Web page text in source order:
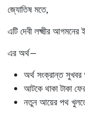
জ্যোতিষ মতে,
এটি দেবী লক্ষ্মীর আগমনের
এর অর্থ—
অর্থ সংক্রান্ত
আটকে থাকা টাকা
নতুন আয়ের পথ